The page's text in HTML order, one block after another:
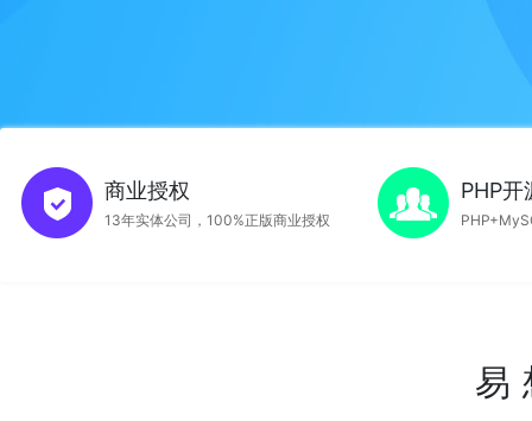
商业授权
13年实体公司，100%正版商业授权
PHP开